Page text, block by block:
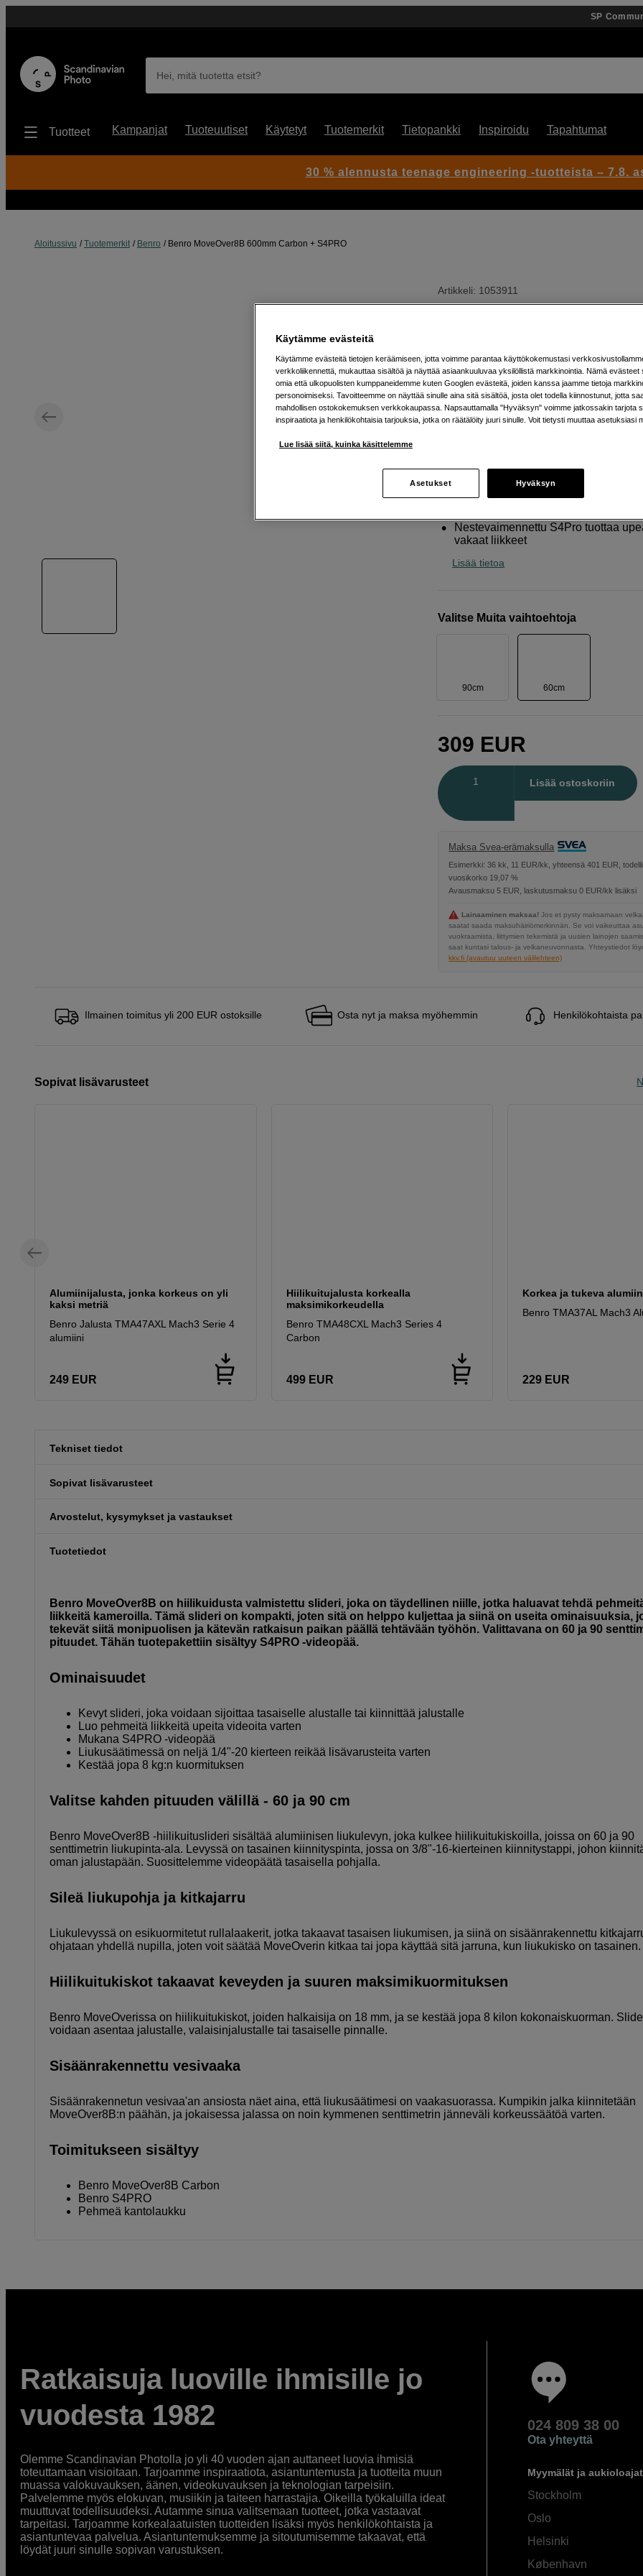
SP
Hei, mitä tuotetta etsit?
Tuotteet Kampanjat Tuoteuutiset Käytetyt Tuotemerkit Tietopankki Inspiroidu Tapahtumat
Aloitussivu Tuotemerkit Benro Benro MoveOver8B 600mm Carbon + S4PRO
Artikkeli: 1053911
Benro MoveOver8B 600mm Carbon + S4PRO
Verkkokauppa:Varastossa
Helsingin myymälä: Varastotilanne
sijoittaa tasaiselle alustalle tai
Nestevaimennettu S4Pro tuottaa
vakaat liikkeet
Lisää tietoa
Valitse Muita vaihtoehtoja
90cm 60cm
309 EUR
Lisää ostoskoriin
Maksa Svea-erämaksulla
Esimerkki: 36 kk, 11 EUR/kk, yhteensä 401 EUR,
vuosikorko 19,07 %
Avausmaksu 5 EUR, laskutusmaksu 0 EUR/kk lisäksi
Lainaaminen maksaa! Jos et pysty maksamaan
saatat saada maksuhäiriömerkinnän. Se voi vaikeuttaa
vuokraamista, liittymien tekemistä ja uusien lainojen
saat kuntasi talous- ja velkaneuvonnasta. Yhteystiedot
kkv.fi (avautuu uuteen välilehteen)
Ilmainen toimitus yli 200 EUR ostoksille Osta nyt ja maksa myöhemmin Henkilökohtaista
Sopivat lisävarusteet
Alumiinijalusta, jonka korkeus on yli
kaksi metriä
Benro Jalusta TMA47AXL Mach3 Serie 4
alumiini
249 EUR
Hiilikuitujalusta korkealla
maksimikorkeudella
Benro TMA48CXL Mach3 Series 4
Carbon
499 EUR
Korkea ja tukeva
Benro TMA37AL Mach3
229 EUR
Tekniset tiedot
Sopivat lisävarusteet
Arvostelut, kysymykset ja vastaukset
Tuotetiedot
Benro MoveOver8B on hiilikuidusta valmistettu slideri, joka on täydellinen niille, jotka haluavat tehdä
liikkeitä kameroilla. Tämä slideri on kompakti, joten sitä on helppo kuljettaa ja siinä on useita ominaisuuksia,
tekevät siitä monipuolisen ja kätevän ratkaisun paikan päällä tehtävään työhön. Valittavana on 60 ja 90
pituudet. Tähän tuotepakettiin sisältyy S4PRO -videopää.
Ominaisuudet
Kevyt slideri, joka voidaan sijoittaa tasaiselle alustalle tai kiinnittää jalustalle
Luo pehmeitä liikkeitä upeita videoita varten
Mukana S4PRO -videopää
Liukusäätimessä on neljä 1/4"-20 kierteen reikää lisävarusteita varten
Kestää jopa 8 kg:n kuormituksen
Valitse kahden pituuden välillä - 60 ja 90 cm
Benro MoveOver8B -hiilikuituslideri sisältää alumiinisen liukulevyn, joka kulkee hiilikuitukiskoilla, joissa on 60 ja 90
senttimetrin liukupinta-ala. Levyssä on tasainen kiinnityspinta, jossa on 3/8"-16-kierteinen kiinnitystappi, johon
oman jalustapään. Suosittelemme videopäätä tasaisella pohjalla.
Sileä liukupohja ja kitkajarru
Liukulevyssä on esikuormitetut rullalaakerit, jotka takaavat tasaisen liukumisen, ja siinä on sisäänrakennettu
ohjataan yhdellä nupilla, joten voit säätää MoveOverin kitkaa tai jopa käyttää sitä jarruna, kun liukukisko on tasainen.
Hiilikuitukiskot takaavat keveyden ja suuren maksimikuormituksen
Benro MoveOverissa on hiilikuitukiskot, joiden halkaisija on 18 mm, ja se kestää jopa 8 kilon kokonaiskuorman.
voidaan asentaa jalustalle, valaisinjalustalle tai tasaiselle pinnalle.
Sisäänrakennettu vesivaaka
Sisäänrakennetun vesivaa'an ansiosta näet aina, että liukusäätimesi on vaakasuorassa. Kumpikin jalka kiinnitetään
MoveOver8B:n päähän, ja jokaisessa jalassa on noin kymmenen senttimetrin jänneväli korkeussäätöä varten.
Toimitukseen sisältyy
Benro MoveOver8B Carbon
Benro S4PRO
Pehmeä kantolaukku
Ratkaisuja luoville ihmisille jo
vuodesta 1982
Olemme Scandinavian Photolla jo yli 40 vuoden ajan auttaneet luovia ihmisiä
toteuttamaan visioitaan. Tarjoamme inspiraatiota, asiantuntemusta ja tuotteita muun
muassa valokuvauksen, äänen, videokuvauksen ja teknologian tarpeisiin.
Palvelemme myös elokuvan, musiikin ja taiteen harrastajia. Oikeilla työkaluilla ideat
muuttuvat todellisuudeksi. Autamme sinua valitsemaan tuotteet, jotka vastaavat
tarpeitasi. Tarjoamme korkealaatuisten tuotteiden lisäksi myös henkilökohtaista ja
asiantuntevaa palvelua. Asiantuntemuksemme ja sitoutumisemme takaavat, että
löydät juuri sinulle sopivan varustuksen.
024 809 38 00
Ota yhteyttä
Myymälät ja aukioloajat
Stockholm
Oslo
Helsinki
København
30 % alennusta teenage engineering -tuotteista – 7.8.
Käytämme evästeitä
Käytämme evästeitä tietojen keräämiseen, jotta voimme parantaa käyttökokemustasi
verkkoliikennettä, mukauttaa sisältöä ja näyttää asiaankuuluvaa yksilöllistä markkinointia. Nämä evästeet
omia että ulkopuolisten kumppaneidemme kuten Googlen evästeitä, joiden kanssa jaamme tietoja
personoimiseksi. Tavoitteemme on näyttää sinulle aina sitä sisältöä, josta olet todella kiinnostunut, jotta
mahdollisen ostokokemuksen verkkokaupassa. Napsauttamalla "Hyväksyn" voimme jatkossakin tarjota
inspiraatiota ja henkilökohtaisia tarjouksia, jotka on räätälöity juuri sinulle. Voit tietysti muuttaa asetuksiasi
Lue lisää siitä, kuinka käsittelemme
Asetukset Hyväksyn